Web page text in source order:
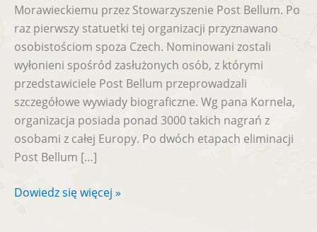
Morawieckiemu przez Stowarzyszenie Post Bellum. Po
raz pierwszy statuetki tej organizacji przyznawano
osobistościom spoza Czech. Nominowani zostali
wyłonieni spośród zasłużonych osób, z którymi
przedstawiciele Post Bellum przeprowadzali
szczegółowe wywiady biograficzne. Wg pana Kornela,
organizacja posiada ponad 3000 takich nagrań z
osobami z całej Europy. Po dwóch etapach eliminacji
Post Bellum […]
Dowiedz się więcej »